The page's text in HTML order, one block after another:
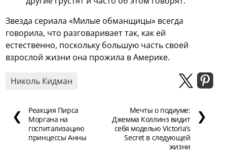
Звезда сериала «Милые обманщицы» всегда
говорила, что разговаривает так, как ей
естественно, поскольку большую часть своей
взрослой жизни она прожила в Америке.
Николь Кидман
❮
Реакция Пирса
Моргана на
госпитализацию
принцессы Анны
Мечты о подиуме:
Джемма Коллинз видит
себя моделью Victoria’s
Secret в следующей
жизни
❯